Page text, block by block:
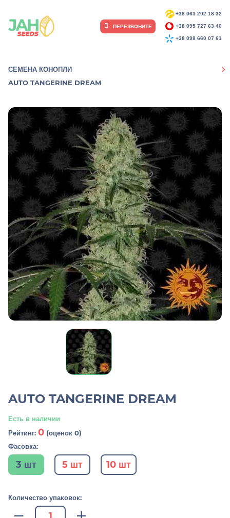
+38 063 202 18 32
+38 095 727 63 40
+38 098 660 07 61
ПЕРЕЗВОНИТЕ
СЕМЕНА КОНОПЛИ
AUTO TANGERINE DREAM
AUTO TANGERINE DREAM
Есть в наличии
Рейтинг: 0 (оценок 0)
Фасовка:
3 шт 5 шт 10 шт
Количество упаковок: